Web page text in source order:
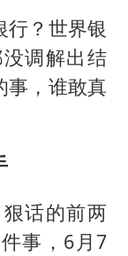
行？世界银
调解出结
事，谁敢真
话的前两
事，6月7